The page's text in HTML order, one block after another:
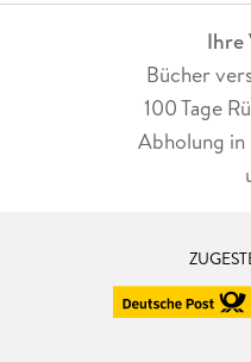
Ihre
Bücher
100 Tage
Abholung in